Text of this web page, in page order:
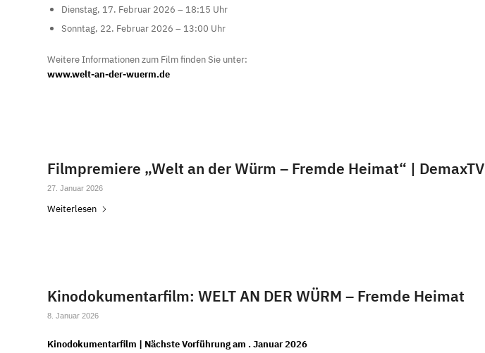
Dienstag, 17. Februar 2026 – 18:15 Uhr
Sonntag, 22. Februar 2026 – 13:00 Uhr
Weitere Informationen zum Film finden Sie unter:
www.welt-an-der-wuerm.de
Filmpremiere „Welt an der Würm – Fremde Heimat“ | DemaxTV
27. Januar 2026
Weiterlesen
Kinodokumentarfilm: WELT AN DER WÜRM – Fremde Heimat
8. Januar 2026
Kinodokumentarfilm | Nächste Vorführung am . Januar 2026